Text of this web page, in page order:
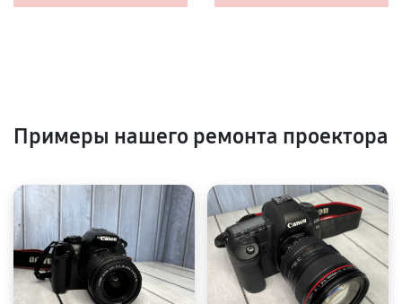
Примеры нашего ремонта проектора